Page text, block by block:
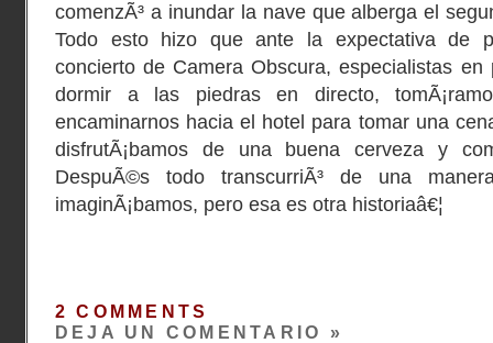
comenzÃ³ a inundar la nave que alberga el
Todo esto hizo que ante la expectativa de
concierto de Camera Obscura, especialistas
dormir a las piedras en directo,
encaminarnos hacia el hotel para tomar una
disfrutÃ¡bamos de una buena cerveza y
DespuÃ©s todo transcurriÃ³ de una
imaginÃ¡bamos, pero esa es otra historiaâ€¦
2 COMMENTS
DEJA UN COMENTARIO »